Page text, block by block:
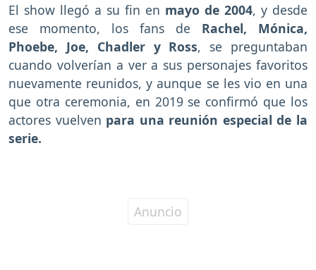
El show llegó a su fin en mayo de 2004, y desde
ese momento, los fans de Rachel, Mónica,
Phoebe, Joe, Chadler y Ross, se preguntaban
cuando volverían a ver a sus personajes favoritos
nuevamente reunidos, y aunque se les vio en una
que otra ceremonia, en 2019 se confirmó que los
actores vuelven para una reunión especial de la
serie.